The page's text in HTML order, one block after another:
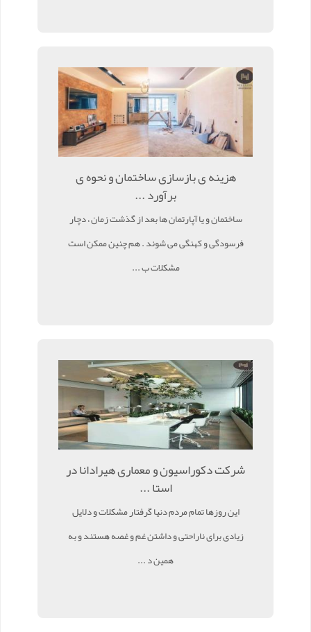
هزینه ی بازسازی ساختمان و نحوه ی
برآورد ...
ساختمان و یا آپارتمان ها بعد از گذشت زمان ، دچار
فرسودگی و کهنگی می شوند . هم چنین ممکن است
مشکلات ب ...
شرکت دکوراسیون و معماری هیرادانا در
استا ...
این روزها تمام مردم دنیا گرفتار مشکلات و دلایل
زیادی برای ناراحتی و داشتن غم و غصه هستند و به
همین د ...